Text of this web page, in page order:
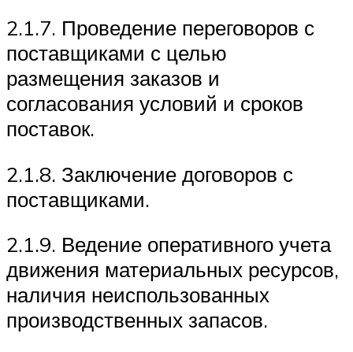
2.1.7. Проведение переговоров с
поставщиками с целью
размещения заказов и
согласования условий и сроков
поставок.
2.1.8. Заключение договоров с
поставщиками.
2.1.9. Ведение оперативного учета
движения материальных ресурсов,
наличия неиспользованных
производственных запасов.